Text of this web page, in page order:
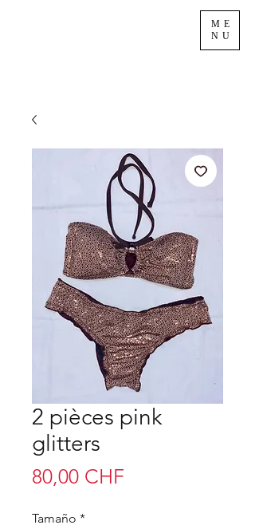
ME
NU
2 pièces pink
glitters
80,00 CHF
Tamaño *